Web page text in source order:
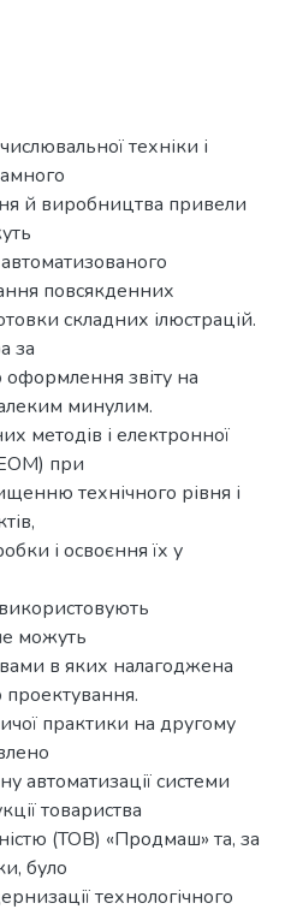
техніки і
й виробництва привели
повсякденних
складних ілюстрацій.
за
звіту на
минулим.
методів і електронної
при
технічного рівня і
і освоєння їх у
можуть
в яких налагоджена
проектування.
практики на другому
автоматизації системи
товариства
(ТОВ) «Продмаш» та, за
було
технологічного